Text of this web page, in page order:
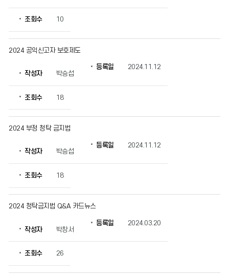
할
습
니
조회수 10
2024 공익신고자 보호제도
작성자 박승섭
등록일 2024.11.12
조회수 18
2024 부정 청탁 금지법
작성자 박승섭
등록일 2024.11.12
조회수 18
2024 청탁금지법 Q&A 카드뉴스
작성자 박창서
등록일 2024.03.20
조회수 26